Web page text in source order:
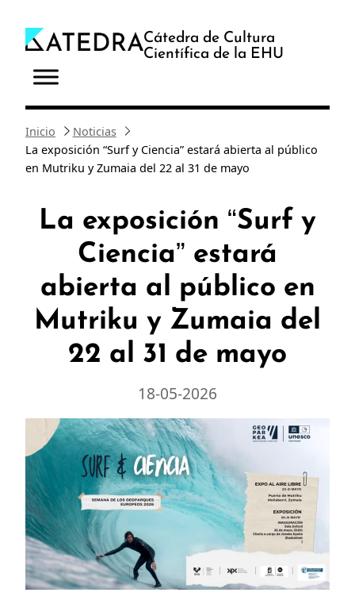
contenido
Cátedra de Cultura
Científica de la EHU
Inicio
Noticias
La exposición “Surf y Ciencia” estará abierta al público
en Mutriku y Zumaia del 22 al 31 de mayo
La exposición “Surf y
Ciencia” estará
abierta al público en
Mutriku y Zumaia del
22 al 31 de mayo
18-05-2026